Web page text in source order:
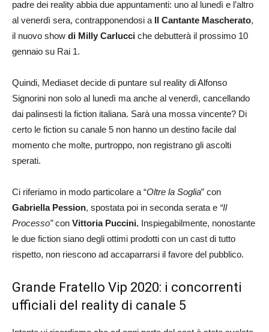
padre dei reality abbia due appuntamenti: uno al lunedì e l’altro
al venerdì sera, contrapponendosi a Il Cantante Mascherato,
il nuovo show di Milly Carlucci che debutterà il prossimo 10
gennaio su Rai 1.
Quindi, Mediaset decide di puntare sul reality di Alfonso
Signorini non solo al lunedì ma anche al venerdì, cancellando
dai palinsesti la fiction italiana. Sarà una mossa vincente? Di
certo le fiction su canale 5 non hanno un destino facile dal
momento che molte, purtroppo, non registrano gli ascolti
sperati.
Ci riferiamo in modo particolare a “Oltre la Soglia” con
Gabriella Pession, spostata poi in seconda serata e “Il
Processo”con Vittoria Puccini. Inspiegabilmente, nonostante
le due fiction siano degli ottimi prodotti con un cast di tutto
rispetto, non riescono ad accaparrarsi il favore del pubblico.
Grande Fratello Vip 2020: i concorrenti
ufficiali del reality di canale 5